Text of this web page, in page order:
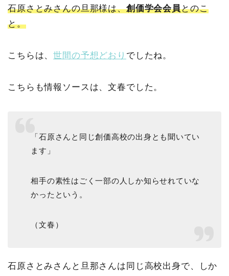
石原さとみさんの旦那様は、創価学会会員とのこ
と。
こちらは、世間の予想どおり でしたね。
こちらも情報ソースは、文春でした。
「石原さんと同じ創価高校の出身とも聞いてい
ます」
相手の素性はごく一部の人しか知らせれていな
かったという。
（文春）
石原さとみさんと旦那さんは同じ高校出身で、しか